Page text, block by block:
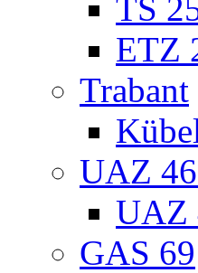
TS
ETZ
Trabant
UAZ
UAZ
GAS 69